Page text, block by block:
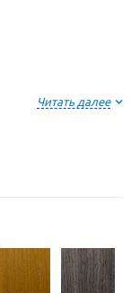
Читать далее